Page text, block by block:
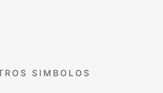
SIMBOLOS